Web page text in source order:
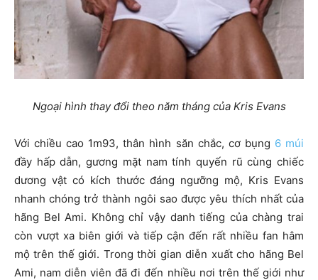
Ngoại hình thay đổi theo năm tháng của Kris Evans
Với chiều cao 1m93, thân hình săn chắc, cơ bụng 6 múi
đầy hấp dẫn, gương mặt nam tính quyến rũ cùng chiếc
dương vật có kích thước đáng ngưỡng mộ, Kris Evans
nhanh chóng trở thành ngôi sao được yêu thích nhất của
hãng Bel Ami. Không chỉ vậy danh tiếng của chàng trai
còn vượt xa biên giới và tiếp cận đến rất nhiều fan hâm
mộ trên thế giới. Trong thời gian diễn xuất cho hãng Bel
Ami, nam diễn viên đã đi đến nhiều nơi trên thế giới như